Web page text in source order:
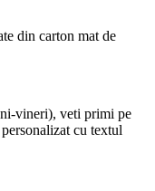
din carton mat de
vineri), veti primi pe
cu textul